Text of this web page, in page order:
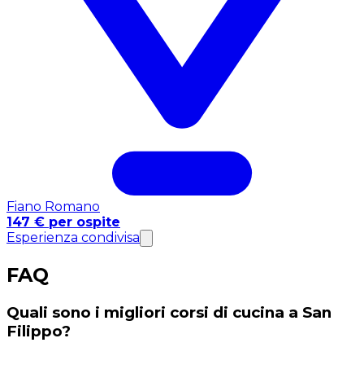
Fiano Romano
147 € per ospite
Esperienza condivisa
FAQ
Quali sono i migliori corsi di cucina a San
Filippo?